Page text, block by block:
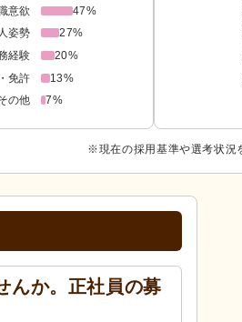
意欲
47%
姿勢
27%
経験
20%
免許
13%
の他
7%
※現在の採用基準や選考状況
んか。正社員の募